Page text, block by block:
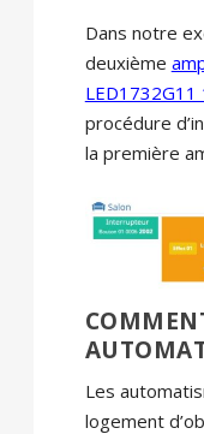
Dans notre
deuxième
procédure
la première
Les
logement